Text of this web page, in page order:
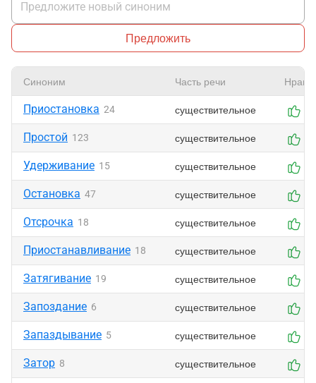
Предложить
Синоним Часть речи
Приостановка 24 существительное
Простой 123 существительное
Удерживание 15 существительное
Остановка 47 существительное
Отсрочка 18 существительное
Приостанавливание 18 существительное
Затягивание 19 существительное
Запоздание 6 существительное
Запаздывание 5 существительное
Затор 8 существительное